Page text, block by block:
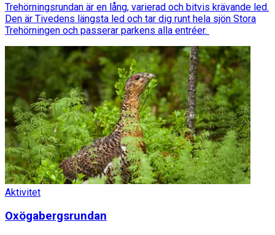
Trehörningsrundan är en lång, varierad och bitvis krävande led.
Den är Tivedens längsta led och tar dig runt hela sjön Stora
Trehörningen och passerar parkens alla entréer.
Aktivitet
Oxögabergsrundan